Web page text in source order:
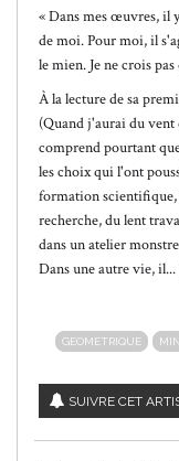
« Dans mes œuvres, il
de moi. Pour moi, il
le mien. Je ne crois
À la lecture de sa
(Quand j'aurai du
comprend pourtant
les choix qui l'ont
formation scientifique,
recherche, du lent
dans un atelier
Dans une autre vie, il...
GEOMETRIQUE
SUIVRE CET